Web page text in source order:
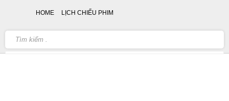
HOME LỊCH CHIẾU PHIM